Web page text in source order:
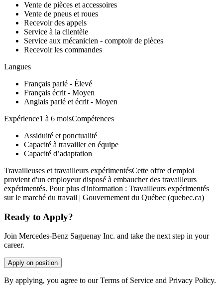
Vente de pièces et accessoires
Vente de pneus et roues
Recevoir des appels
Service à la clientèle
Service aux mécanicien - comptoir de pièces
Recevoir les commandes
Langues
Français parlé - Élevé
Français écrit - Moyen
Anglais parlé et écrit - Moyen
Expérience1 à 6 moisCompétences
Assiduité et ponctualité
Capacité à travailler en équipe
Capacité d’adaptation
Travailleuses et travailleurs expérimentésCette offre d'emploi
provient d'un employeur disposé à embaucher des travailleurs
expérimentés. Pour plus d'information : Travailleurs expérimentés
sur le marché du travail | Gouvernement du Québec (quebec.ca)
Ready to Apply?
Join Mercedes-Benz Saguenay Inc. and take the next step in your
career.
Apply on position
By applying, you agree to our Terms of Service and Privacy Policy.